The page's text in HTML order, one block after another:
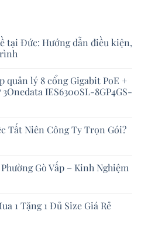
tại Đức: Hướng dẫn điều kiện,
quản lý 8 cổng Gigabit PoE +
IES6300SL-8GP4GS-
Tất Niên Công Ty Trọn Gói?
Gò Vấp – Kinh Nghiệm
1 Tặng 1 Đủ Size Giá Rẻ